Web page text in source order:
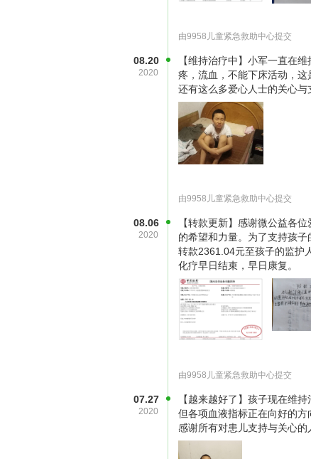
量的增加，儿子出现上吐下泻，
20多斤，人瘦得皮包骨头，我心
所缓解，精神状态明显好转。考虑
期来医院复查。图为妻子给儿子量
由9958儿童紧急救助中心提交
08.20
2020
【维持治疗中】小军一直在
疼，流血，不能下床活动，
还有这么多爱心人士的关心与
由9958儿童紧急救助中心提交
08.06
2020
【转款更新】感谢微公益各
的希望和力量。为了支持孩
转款2361.04元至孩子的监护
化疗早日结束，早日康复。
由9958儿童紧急救助中心提交
07.27
2020
【越来越好了】孩子现在维
但各项血液指标正在向好的方
感谢所有对患儿支持与关心的